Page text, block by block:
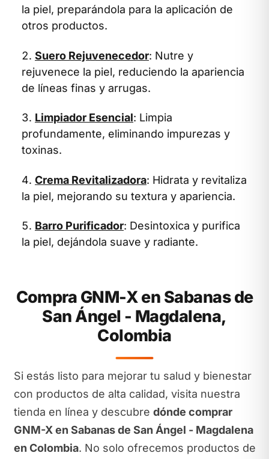
la piel, preparándola para la aplicación de
otros productos.
Suero Rejuvenecedor: Nutre y
rejuvenece la piel, reduciendo la apariencia
de líneas finas y arrugas.
Limpiador Esencial: Limpia
profundamente, eliminando impurezas y
toxinas.
Crema Revitalizadora: Hidrata y revitaliza
la piel, mejorando su textura y apariencia.
Barro Purificador: Desintoxica y purifica
la piel, dejándola suave y radiante.
Compra GNM-X en Sabanas de
San Ángel - Magdalena,
Colombia
Si estás listo para mejorar tu salud y bienestar
con productos de alta calidad, visita nuestra
tienda en línea y descubre dónde comprar
GNM-X en Sabanas de San Ángel - Magdalena
en Colombia. No solo ofrecemos productos de